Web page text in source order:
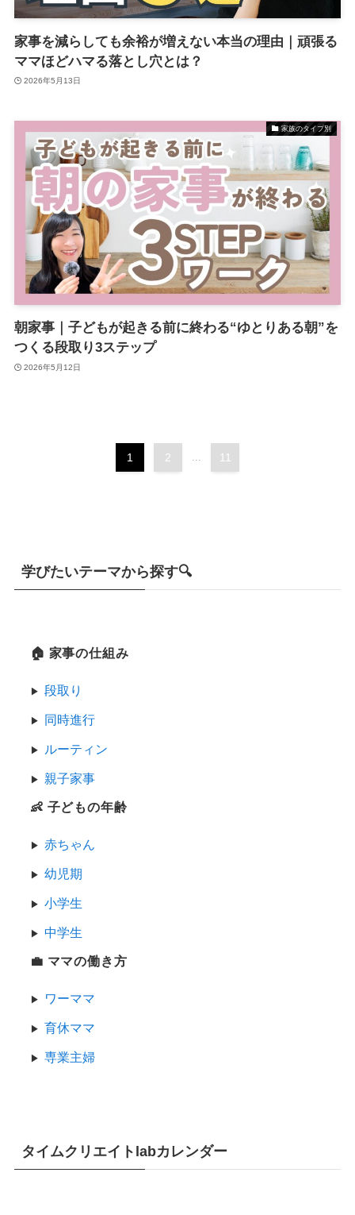
家事を減らしても余裕が増えない本当の理由｜頑張る
ママほどハマる落とし穴とは？
2026年5月13日
家族のタイプ別
朝家事｜子どもが起きる前に終わる“ゆとりある朝”を
つくる段取り3ステップ
2026年5月12日
1 2 ... 11
学びたいテーマから探す🔍
🏠 家事の仕組み
段取り
同時進行
ルーティン
親子家事
👶 子どもの年齢
赤ちゃん
幼児期
小学生
中学生
💼 ママの働き方
ワーママ
育休ママ
専業主婦
タイムクリエイトlabカレンダー